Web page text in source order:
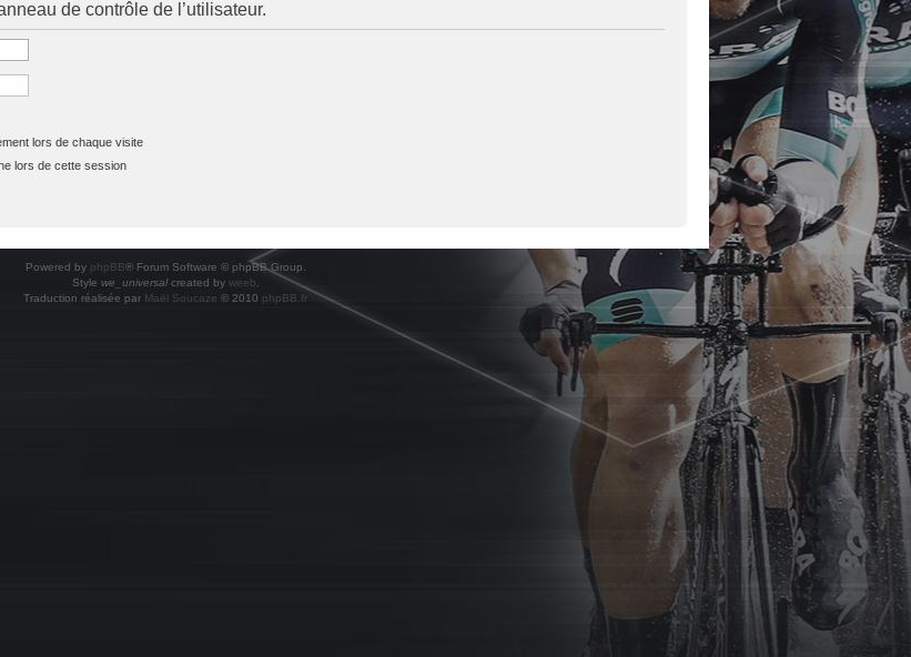
de contrôle de l’utilisateur.
lors de chaque visite
lors de cette session
Powered by phpBB® Forum Software © phpBB Group.
Style we_universalcreated by weeb
Traduction réalisée par Maël Soucaze © 2010 phpBB.fr